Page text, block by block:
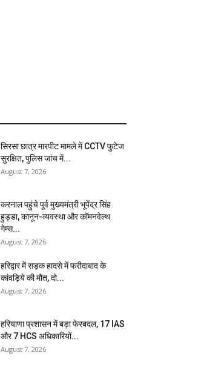
सिरसा छात्र मारपीट मामले में CCTV फुटेज
सुरक्षित, पुलिस जांच में...
August 7, 2026
करनाल पहुंचे पूर्व मुख्यमंत्री भूपेंद्र सिंह
हुड्डा, कानून-व्यवस्था और कॉमनवेल्थ
गेम्स...
August 7, 2026
हरिद्वार में सड़क हादसे में फरीदाबाद के
कांवड़िये की मौत, दो...
August 7, 2026
हरियाणा प्रशासन में बड़ा फेरबदल, 17 IAS
और 7 HCS अधिकारियों...
August 7, 2026